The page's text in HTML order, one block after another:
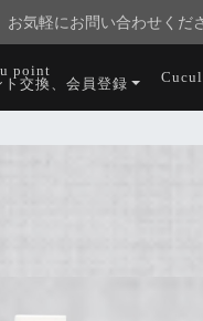
気軽にお問い合わせくださ
point
ト交換、会員登録